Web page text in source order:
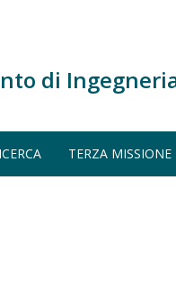
di
TERZA MISSIONE